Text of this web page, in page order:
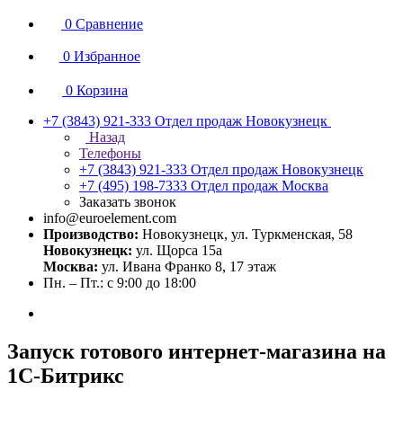
0 Сравнение
0 Избранное
0 Корзина
+7 (3843) 921-333 Отдел продаж Новокузнецк
Назад
Телефоны
+7 (3843) 921-333 Отдел продаж Новокузнецк
+7 (495) 198-7333 Отдел продаж Москва
Заказать звонок
info@euroelement.com
Производство: Новокузнецк, ул. Туркменская, 58
Новокузнецк: ул. Щорса 15а
Москва: ул. Ивана Франко 8, 17 этаж
Пн. – Пт.: с 9:00 до 18:00
Запуск готового интернет-магазина на
1С-Битрикс